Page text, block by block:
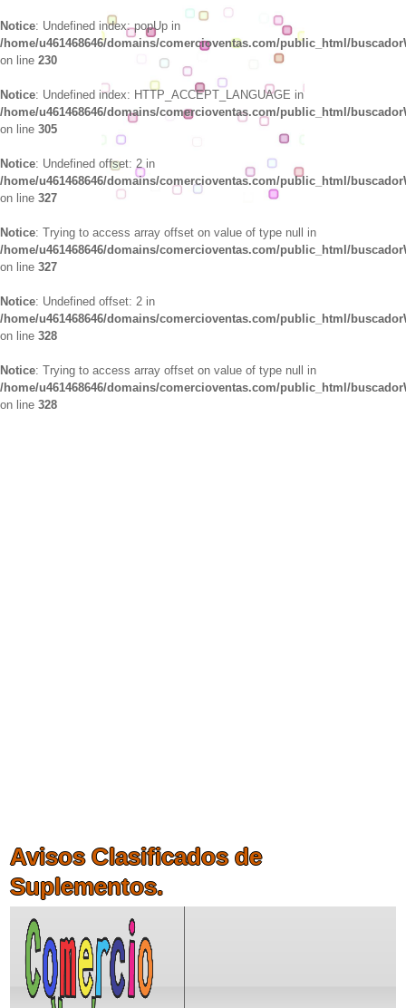
Notice: Undefined index: popUp in
/home/u461468646/domains/comercioventas.com/public_html/
on line 230
Notice: Undefined index: HTTP_ACCEPT_LANGUAGE in
/home/u461468646/domains/comercioventas.com/public_html/
on line 305
Notice: Undefined offset: 2 in
/home/u461468646/domains/comercioventas.com/public_html/
on line 327
Notice: Trying to access array offset on value of type null in
/home/u461468646/domains/comercioventas.com/public_html/
on line 327
Notice: Undefined offset: 2 in
/home/u461468646/domains/comercioventas.com/public_html/
on line 328
Notice: Trying to access array offset on value of type null in
/home/u461468646/domains/comercioventas.com/public_html/
on line 328
Avisos Clasificados de
Suplementos.